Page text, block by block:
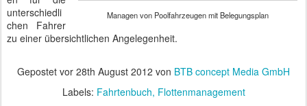
Managen von Poolfahrzeugen mit Belegungsplan
unterschiedli
chen Fahrer
zu einer übersichtlichen Angelegenheit.
Gepostet vor 28th August 2012 von BTB concept Media GmbH
Labels: Fahrtenbuch Flottenmanagement